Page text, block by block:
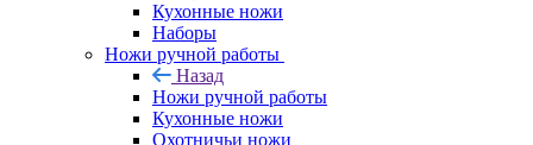
Кухонные ножи
Наборы
Ножи ручной работы
Назад
Ножи ручной работы
Кухонные ножи
Охотничьи ножи